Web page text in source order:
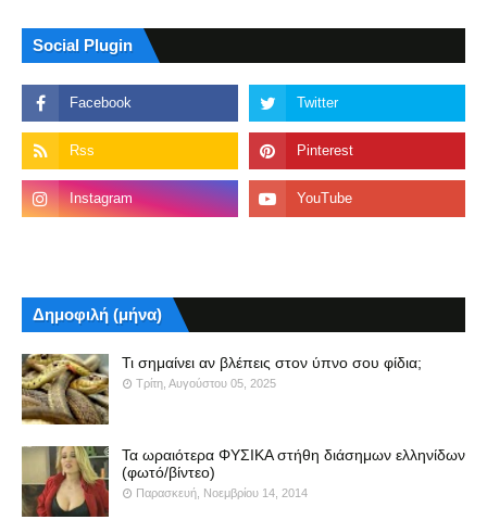
Social Plugin
Δημοφιλή (μήνα)
Τι σημαίνει αν βλέπεις στον ύπνο σου φίδια;
Τρίτη, Αυγούστου 05, 2025
Τα ωραιότερα ΦΥΣΙΚΑ στήθη διάσημων ελληνίδων
(φωτό/βίντεο)
Παρασκευή, Νοεμβρίου 14, 2014